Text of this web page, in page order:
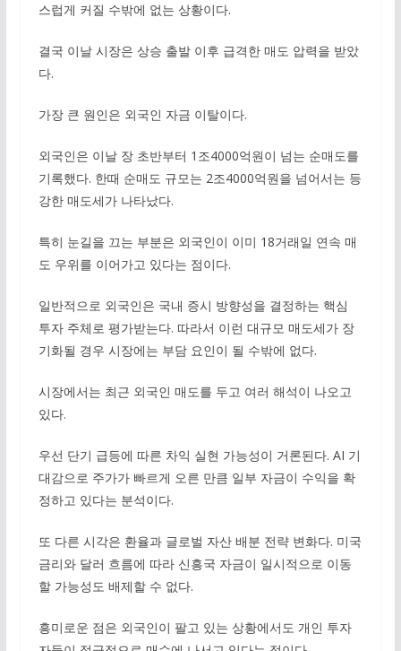
스럽게 커질 수밖에 없는 상황이다.
결국 이날 시장은 상승 출발 이후 급격한 매도 압력을 받았
다.
가장 큰 원인은 외국인 자금 이탈이다.
외국인은 이날 장 초반부터 1조4000억원이 넘는 순매도를
기록했다. 한때 순매도 규모는 2조4000억원을 넘어서는 등
강한 매도세가 나타났다.
특히 눈길을 끄는 부분은 외국인이 이미 18거래일 연속 매
도 우위를 이어가고 있다는 점이다.
일반적으로 외국인은 국내 증시 방향성을 결정하는 핵심
투자 주체로 평가받는다. 따라서 이런 대규모 매도세가 장
기화될 경우 시장에는 부담 요인이 될 수밖에 없다.
시장에서는 최근 외국인 매도를 두고 여러 해석이 나오고
있다.
우선 단기 급등에 따른 차익 실현 가능성이 거론된다. AI 기
대감으로 주가가 빠르게 오른 만큼 일부 자금이 수익을 확
정하고 있다는 분석이다.
또 다른 시각은 환율과 글로벌 자산 배분 전략 변화다. 미국
금리와 달러 흐름에 따라 신흥국 자금이 일시적으로 이동
할 가능성도 배제할 수 없다.
흥미로운 점은 외국인이 팔고 있는 상황에서도 개인 투자